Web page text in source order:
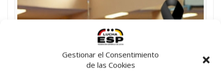
Gestionar el Consentimiento
de las Cookies